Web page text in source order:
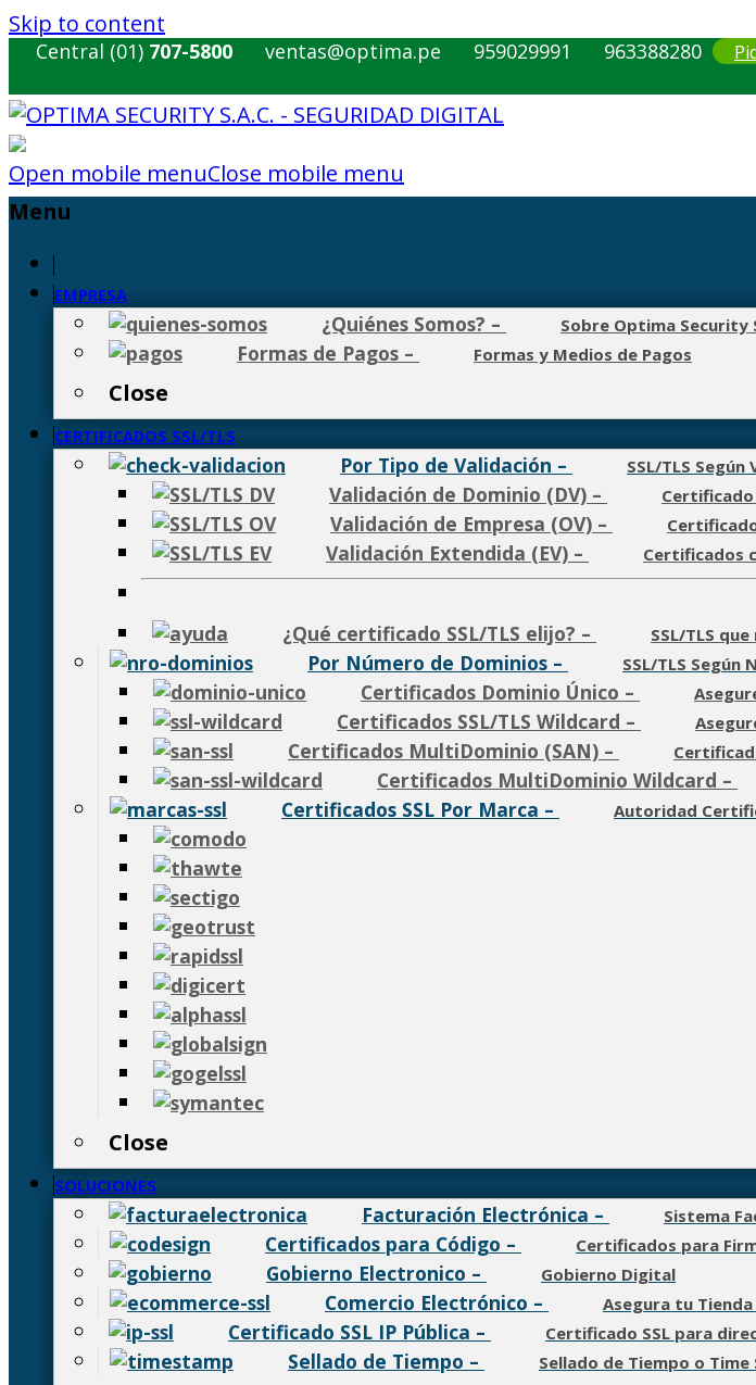
Skip to content
Central (01) 707-5800 ventas@optima.pe 959029991 963388280
Open mobile menuClose mobile menu
Menu
EMPRESA
¿Quiénes Somos? – Sobre Optima Security
Formas de Pagos – Formas y Medios de Pagos
Close
CERTIFICADOS SSL/TLS
Por Tipo de Validación – SSL/TLS Según
Validación de Dominio (DV) –
Validación de Empresa (OV) –
Validación Extendida (EV) – Certificados
¿Qué certificado SSL/TLS elijo? – SSL/TLS
Por Número de Dominios – SSL/TLS Según
Certificados Dominio Único –
Certificados SSL/TLS Wildcard –
Certificados MultiDominio (SAN) –
Certificados MultiDominio Wildcard –
Certificados SSL Por Marca – Autoridad
Close
SOLUCIONES
Facturación Electrónica – Sistema
Certificados para Código – Certificados para
Gobierno Electronico – Gobierno Digital
Comercio Electrónico – Asegura tu
Certificado SSL IP Pública – Certificado SSL para
Sellado de Tiempo – Sellado de Tiempo o Time